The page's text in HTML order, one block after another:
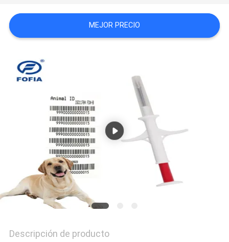
PIDA
UNA
CITA
PRIVACY
POLICY
MEJOR PRECIO
Descripción de producto